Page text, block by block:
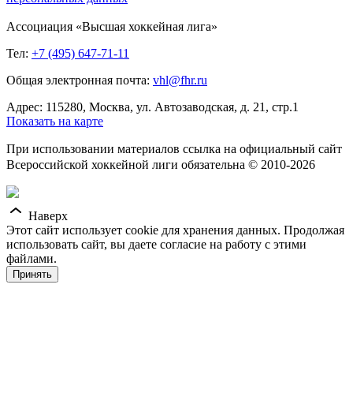
Ассоциация «Высшая хоккейная лига»
Тел: +7 (495) 647-71-11
Общая электронная почта: vhl@fhr.ru
Адрес: 115280, Москва, ул. Автозаводская, д. 21, стр.1
Показать на карте
При использовании материалов ссылка на официальный сайт
Всероссийской хоккейной лиги обязательна © 2010-2026
Наверх
Этот сайт использует cookie для хранения данных. Продолжая
использовать сайт, вы даете согласие на работу с этими
файлами.
Принять